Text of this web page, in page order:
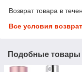
Возврат товара в
Все условия
Подобные товары